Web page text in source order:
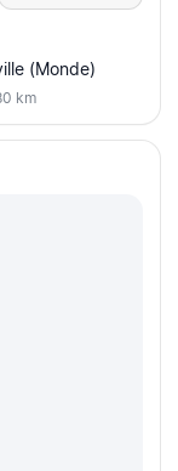
(Monde)
km